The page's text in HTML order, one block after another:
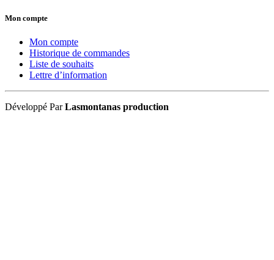
Mon compte
Mon compte
Historique de commandes
Liste de souhaits
Lettre d’information
Développé ParLasmontanas production